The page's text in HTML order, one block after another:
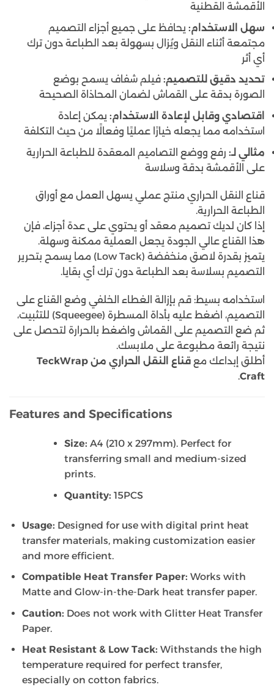
الأقمشة القطنية
سهل الاستخدام: يحافظ على جميع أجزاء التصميم
مجتمعة أثناء النقل ويُزال بسهولة بعد الطباعة دون ترك
أي أثر
تحديد دقيق للتصميم: فيلم شفاف يسمح بوضع
الصورة بدقة على القماش لضمان المحاذاة الصحيحة
اقتصادي وقابل لإعادة الاستخدام: يمكن إعادة
استخدامه مما يجعله خيارًا عمليًا وفعالًا من حيث التكلفة
مثالي لـ: رفع ووضع التصاميم المعقدة للطباعة الحرارية
على الأقمشة بدقة وسلاسة
قناع النقل الحراري منتج عملي يسهل العمل مع أوراق
الطباعة الحرارية.
إذا كان لديك تصميم معقد أو يحتوي على عدة أجزاء، فإن
هذا القناع عالي الجودة يجعل العملية ممكنة وسهلة.
يتميز بقدرة لاصق منخفضة (Low Tack) مما يسمح بتحرير
التصميم بسلاسة بعد الطباعة دون ترك أي بقايا.
استخدامه بسيط: قم بإزالة الغطاء الخلفي وضع القناع على
التصميم، اضغط عليه بأداة المسطرة (Squeegee) للتثبيت،
ثم ضع التصميم على القماش واضغط بالحرارة لتحصل على
نتيجة رائعة مطبوعة على ملابسك.
أطلق إبداعك مع
قناع النقل الحراري من TeckWrap
Craft
.
Features and Specifications
Size: A4 (210 x 297mm). Perfect for
transferring small and medium-sized
prints.
Quantity: 15PCS
Usage: Designed for use with digital print heat
transfer materials, making customization easier
and more efficient.
Compatible Heat Transfer Paper: Works with
Matte and Glow-in-the-Dark heat transfer paper.
Caution: Does not work with Glitter Heat Transfer
Paper.
Heat Resistant & Low Tack: Withstands the high
temperature required for perfect transfer,
especially on cotton fabrics.